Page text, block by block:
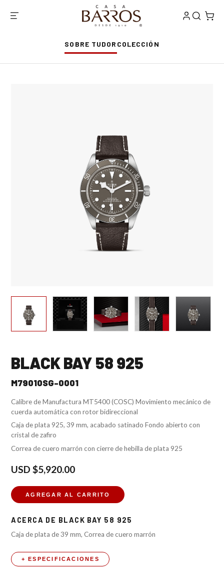
SOBRE TUDOR COLECCIÓN
BLACK BAY 58 925
M79010SG-0001
Calibre de Manufactura MT5400 (COSC) Movimiento mecánico de
cuerda automática con rotor bidireccional
Caja de plata 925, 39 mm, acabado satinado Fondo abierto con
cristal de zafiro
Correa de cuero marrón con cierre de hebilla de plata 925
USD$5,920.00
AGREGAR AL CARRITO
ACERCA DE BLACK BAY 58 925
Caja de plata de 39 mm, Correa de cuero marrón
+ ESPECIFICACIONES